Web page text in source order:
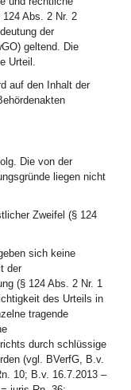
Abs. 2 Nr. 2
der
geltend. Die
Urteil.
auf den Inhalt der
Die von der
liegen nicht
Zweifel (§ 124
sich keine
der
(§ 124 Abs. 2 Nr. 1
des Urteils in
tragende
durch schlüssige
(vgl. BVerfG, B.v.
10; B.v. 16.7.2013 –